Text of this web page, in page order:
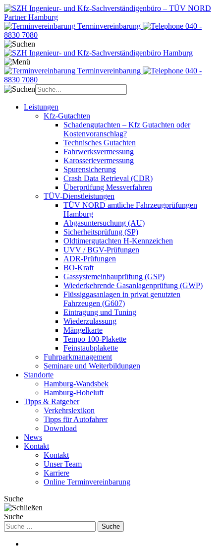
Terminvereinbarung
040 -
8830 7080
Terminvereinbarung
040 -
8830 7080
Leistungen
Kfz-Gutachten
Schadengutachten – Kfz Gutachten oder
Kostenvoranschlag?
Technisches Gutachten
Fahrwerksvermessung
Karosserievermessung
Spurensicherung
Crash Data Retrieval (CDR)
Überprüfung Messverfahren
TÜV-Dienstleistungen
TÜV NORD amtliche Fahrzeugprüfungen
Hamburg
Abgasuntersuchung (AU)
Sicherheitsprüfung (SP)
Oldtimergutachten H-Kennzeichen
UVV / BGV-Prüfungen
ADR-Prüfungen
BO-Kraft
Gassystemeinbauprüfung (GSP)
Wiederkehrende Gasanlagenprüfung (GWP)
Flüssiggasanlagen in privat genutzten
Fahrzeugen (G607)
Eintragung und Tuning
Wiederzulassung
Mängelkarte
Tempo 100-Plakette
Feinstaubplakette
Fuhrparkmanagement
Seminare und Weiterbildungen
Standorte
Hamburg-Wandsbek
Hamburg-Hoheluft
Tipps & Ratgeber
Verkehrslexikon
Tipps für Autofahrer
Download
News
Kontakt
Kontakt
Unser Team
Karriere
Online Terminvereinbarung
Suche
Suche
Suche